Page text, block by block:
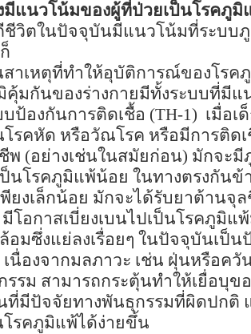
มีแนวโน้มของผู้ที่ป่วยเป็นโรคภู
ชีวิตในปัจจุบันมีแนวโน้มที่ระบบ
สาเหตุที่ทำให้อุบัติการณ์ของโรค
คุ้มกันของร่างกายมีทั้งระบบที่มีแ
บป้องกันการติดเชื้อ (TH-1) เมื่อเ
โรคหัด หรือวัณโรค หรือมีการติด
พ (อย่างเช่นในสมัยก่อน) มักจะ
ป็นโรคภูมิแพ้น้อย ในทางตรงกันข้
พียงเล็กน้อย มักจะได้รับยาต้านจุ
โอกาสเบี่ยงเบนไปเป็นโรคภูมิแ
อมซึ่งแย่ลงเรื่อยๆ ในปัจจุบันเป็
นื่องจากมลภาวะ เช่น ฝุ่นหรือควั
รรม สามารถกระตุ้นทำให้เยื่อบุ
ที่มีปัจจัยทางพันธุกรรมที่ผิดปกติ
โรคภูมิแพ้ได้ง่ายขึ้น